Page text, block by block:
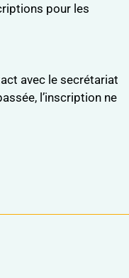
pour les
avec le secrétariat
l’inscription ne